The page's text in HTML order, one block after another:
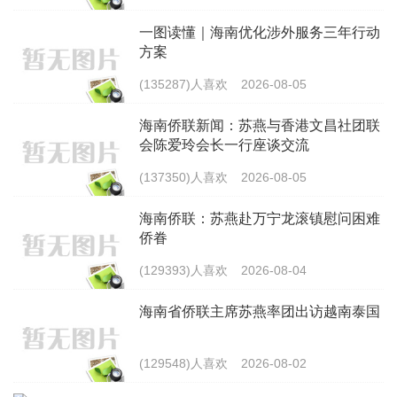
一图读懂｜海南优化涉外服务三年行动
方案
(135287)人喜欢 2026-08-05
海南侨联新闻：苏燕与香港文昌社团联
会陈爱玲会长一行座谈交流
(137350)人喜欢 2026-08-05
海南侨联：苏燕赴万宁龙滚镇慰问困难
侨眷
(129393)人喜欢 2026-08-04
海南省侨联主席苏燕率团出访越南泰国
(129548)人喜欢 2026-08-02